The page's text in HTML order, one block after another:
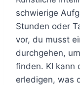
schwierige
Stunden oder
vor, du musst
durchgehen,
finden. KI kann
erledigen, was